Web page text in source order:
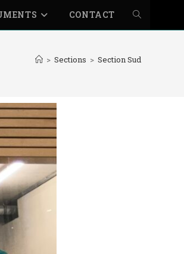
CONTACT
> Sections > Section Sud